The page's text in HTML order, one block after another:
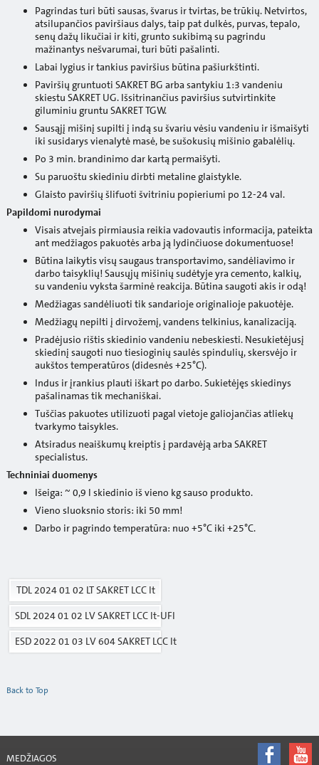
Pagrindas turi būti sausas, švarus ir tvirtas, be trūkių. Netvirtos,
atsilupančios paviršiaus dalys, taip pat dulkės, purvas, tepalo,
senų dažų likučiai ir kiti, grunto sukibimą su pagrindu
mažinantys nešvarumai, turi būti pašalinti.
Labai lygius ir tankius paviršius būtina pašiurkštinti.
Paviršių gruntuoti SAKRET BG arba santykiu 1:3 vandeniu
skiestu SAKRET UG. Išsitrinančius paviršius sutvirtinkite
giluminiu gruntu SAKRET TGW.
Sausąjį mišinį supilti į indą su švariu vėsiu vandeniu ir išmaišyti
iki susidarys vienalytė masė, be sušokusių mišinio gabalėlių.
Po 3 min. brandinimo dar kartą permaišyti.
Su paruoštu skiediniu dirbti metaline glaistykle.
Glaisto paviršių šlifuoti švitriniu popieriumi po 12-24 val.
Papildomi nurodymai
Visais atvejais pirmiausia reikia vadovautis informacija, pateikta
ant medžiagos pakuotės arba ją lydinčiuose dokumentuose!
Būtina laikytis visų saugaus transportavimo, sandėliavimo ir
darbo taisyklių! Sausųjų mišinių sudėtyje yra cemento, kalkių,
su vandeniu vyksta šarminė reakcija. Būtina saugoti akis ir odą!
Medžiagas sandėliuoti tik sandarioje originalioje pakuotėje.
Medžiagų nepilti į dirvožemį, vandens telkinius, kanalizaciją.
Pradėjusio rištis skiedinio vandeniu nebeskiesti. Nesukietėjusį
skiedinį saugoti nuo tiesioginių saulės spindulių, skersvėjo ir
aukštos temperatūros (didesnės +25°C).
Indus ir įrankius plauti iškart po darbo. Sukietėjęs skiedinys
pašalinamas tik mechaniškai.
Tuščias pakuotes utilizuoti pagal vietoje galiojančias atliekų
tvarkymo taisykles.
Atsiradus neaiškumų kreiptis į pardavėją arba SAKRET
specialistus.
Techniniai duomenys
Išeiga: ~ 0,9 l skiedinio iš vieno kg sauso produkto.
Vieno sluoksnio storis: iki 50 mm!
Darbo ir pagrindo temperatūra: nuo +5°C iki +25°C.
TDL 2024 01 02 LT SAKRET LCC lt
SDL 2024 01 02 LV SAKRET LCC lt-UFI
ESD 2022 01 03 LV 604 SAKRET LCC lt
Back to Top
MEDŽIAGOS